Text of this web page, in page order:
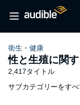
衛生・健康
性と生殖に関
2,417タイトル
サブカテゴリーをす